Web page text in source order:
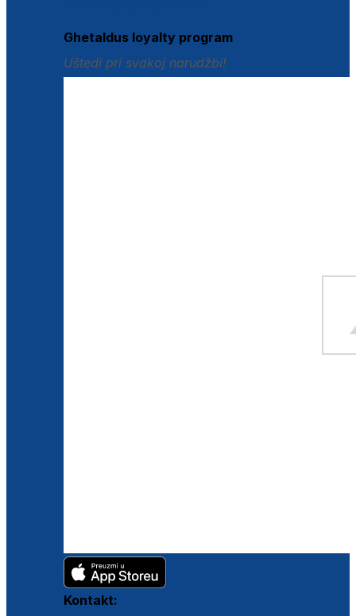
Ghetaldus loyalty program
Uštedi pri svakoj narudžbi!
Kontakt: